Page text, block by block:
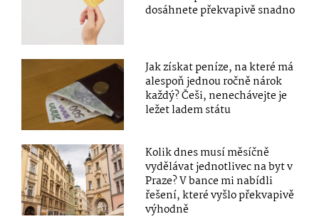
dosáhnete překvapivě snadno
Jak získat peníze, na které má
alespoň jednou ročně nárok
každý? Češi, nenechávejte je
ležet ladem státu
Kolik dnes musí měsíčně
vydělávat jednotlivec na byt v
Praze? V bance mi nabídli
řešení, které vyšlo překvapivě
výhodně